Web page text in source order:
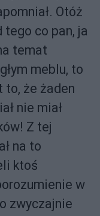
Otóż
tego co pan, ja
temat
meblu, to
że żaden
nie miał
Z tej
na to
ktoś
w
zwyczajnie